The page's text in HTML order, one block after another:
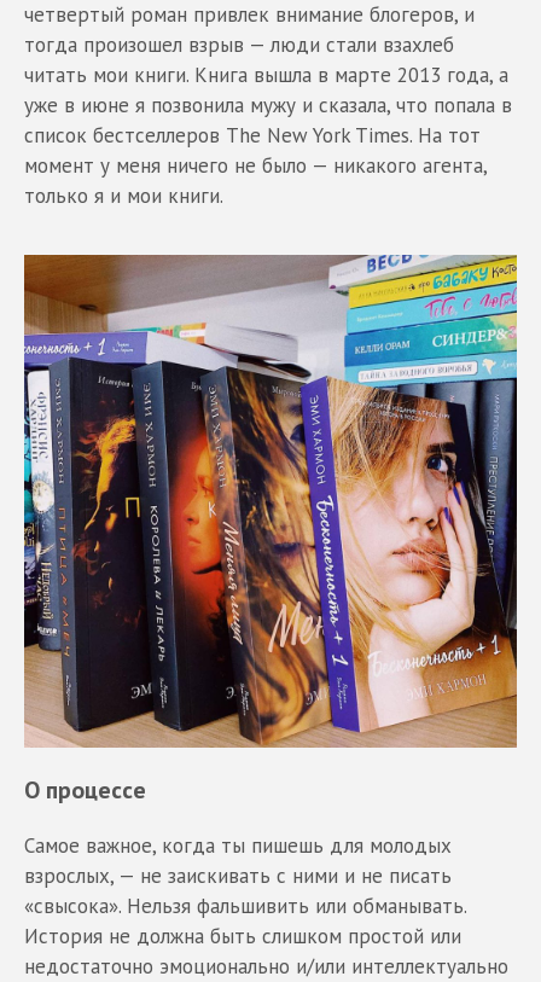
четвертый роман привлек внимание блогеров, и
тогда произошел взрыв — люди стали взахлеб
читать мои книги. Книга вышла в марте 2013 года, а
уже в июне я позвонила мужу и сказала, что попала в
список бестселлеров The New York Times. На тот
момент у меня ничего не было — никакого агента,
только я и мои книги.
О процессе
Самое важное, когда ты пишешь для молодых
взрослых, — не заискивать с ними и не писать
«свысока». Нельзя фальшивить или обманывать.
История не должна быть слишком простой или
недостаточно эмоционально и/или интеллектуально